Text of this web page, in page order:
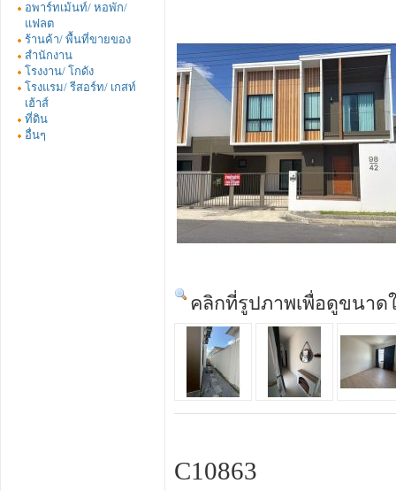
อพาร์ทเม้นท์/ หอพัก/
แฟลต
ร้านค้า/ พื้นที่ขายของ
สำนักงาน
โรงงาน/ โกดัง
โรงแรม/ รีสอร์ท/ เกสท์
เฮ้าส์
ที่ดิน
อื่นๆ
คลิกที่รูปภาพเพื่อดูขนาด
C10863